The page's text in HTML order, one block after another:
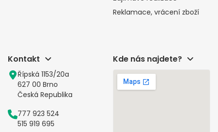
Reklamace, vrácení zboží
Kontakt
Řípská 1153/20a
627 00 Brno
Česká Republika
777 923 524
515 919 695
Kde nás najdete?